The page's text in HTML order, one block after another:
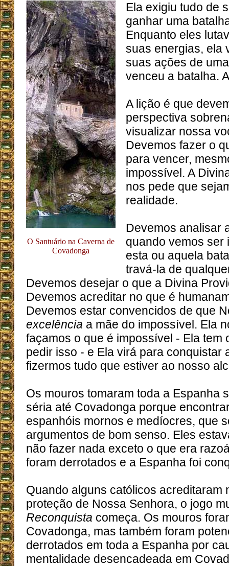
O Santuário na Caverna de
Covadonga
Ela exigiu tudo de
ganhar uma
Enquanto eles
suas energias, ela
suas ações de
venceu a batalha.
A lição é que
perspectiva
visualizar nossa
Devemos fazer o
para vencer,
impossível. A
nos pede que
realidade.
Devemos analisar
quando vemos
esta ou aquela
travá-la de
Devemos desejar o que a Divina
Devemos acreditar no que é
Devemos estar convencidos de que
excelência a mãe do impossível. Ela
façamos o que é impossível - Ela tem
pedir isso - e Ela virá para conquistar
fizermos tudo que estiver ao nosso
Os mouros tomaram toda a Espanha
séria até Covadonga porque
espanhóis mornos e medíocres, que
argumentos de bom senso. Eles
não fazer nada exceto o que era
foram derrotados e a Espanha foi
Quando alguns católicos acreditaram
proteção de Nossa Senhora, o jogo
Reconquista começa. Os mouros
Covadonga, mas também foram
derrotados em toda a Espanha por
mentalidade desencadeada em